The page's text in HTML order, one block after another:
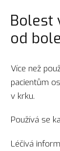
Bolest
od
Více než
pacientům
v krku.
Používá se
Léčivá